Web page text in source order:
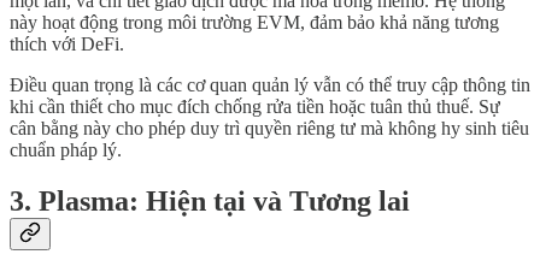
này hoạt động trong môi trường EVM, đảm bảo khả năng tương
thích với DeFi.
Điều quan trọng là các cơ quan quản lý vẫn có thể truy cập thông tin
khi cần thiết cho mục đích chống rửa tiền hoặc tuân thủ thuế. Sự
cân bằng này cho phép duy trì quyền riêng tư mà không hy sinh tiêu
chuẩn pháp lý.
3. Plasma: Hiện tại và Tương lai